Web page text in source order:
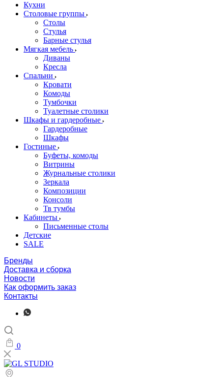
Кухни
Столовые группы
Столы
Стулья
Барные стулья
Мягкая мебель
Диваны
Кресла
Спальни
Кровати
Комоды
Тумбочки
Туалетные столики
Шкафы и гардеробные
Гардеробные
Шкафы
Гостиные
Буфеты, комоды
Витрины
Журнальные столики
Зеркала
Композиции
Консоли
Тв тумбы
Кабинеты
Письменные столы
Детские
SALE
Бренды
Доставка и сборка
Новости
Как оформить заказ
Контакты
0